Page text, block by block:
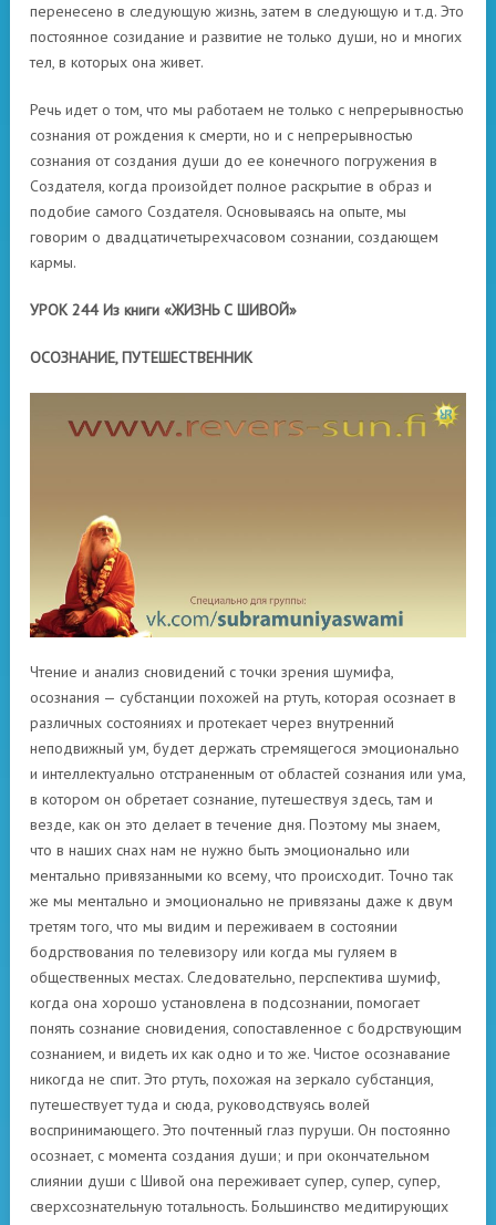
перенесено в следующую жизнь, затем в следующую и т.д. Это
постоянное созидание и развитие не только души, но и многих
тел, в которых она живет.
Речь идет о том, что мы работаем не только с непрерывностью
сознания от рождения к смерти, но и с непрерывностью
сознания от создания души до ее конечного погружения в
Создателя, когда произойдет полное раскрытие в образ и
подобие самого Создателя. Основываясь на опыте, мы
говорим о двадцатичетырехчасовом сознании, создающем
кармы.
УРОК 244 Из книги «ЖИЗНЬ С ШИВОЙ»
ОСОЗНАНИЕ, ПУТЕШЕСТВЕННИК
Чтение и анализ сновидений с точки зрения шумифа,
осознания — субстанции похожей на ртуть, которая осознает в
различных состояниях и протекает через внутренний
неподвижный ум, будет держать стремящегося эмоционально
и интеллектуально отстраненным от областей сознания или ума,
в котором он обретает сознание, путешествуя здесь, там и
везде, как он это делает в течение дня. Поэтому мы знаем,
что в наших снах нам не нужно быть эмоционально или
ментально привязанными ко всему, что происходит. Точно так
же мы ментально и эмоционально не привязаны даже к двум
третям того, что мы видим и переживаем в состоянии
бодрствования по телевизору или когда мы гуляем в
общественных местах. Следовательно, перспектива шумиф, ​​
когда она хорошо установлена ​​в подсознании, помогает
понять сознание сновидения, сопоставленное с бодрствующим
сознанием, и видеть их как одно и то же. Чистое осознавание
никогда не спит. Это ртуть, похожая на зеркало субстанция,
путешествует туда и сюда, руководствуясь волей
воспринимающего. Это почтенный глаз пуруши. Он постоянно
осознает, с момента создания души; и при окончательном
слиянии души с Шивой она переживает супер, супер, супер,
сверхсознательную тотальность. Большинство медитирующих